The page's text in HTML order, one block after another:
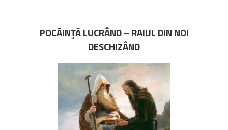
monumenti
Diaconie
Associazioni e
Centri
Cimiteri
Parrocchie
POCĂINȚĂ LUCRÂND – RAIUL DIN NOI
DESCHIZÂND